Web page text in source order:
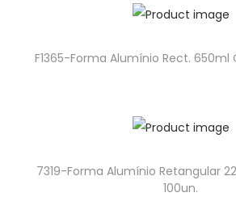
F1365-Forma Alumínio Rect. 650ml
7319-Forma Alumínio Retangular
100un.